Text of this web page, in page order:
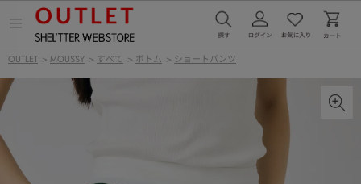
ー
を
OUTLET > MOUSSY > すべて > ボトム > ショートパンツ